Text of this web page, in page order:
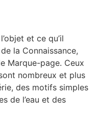
et ce qu’il
la Connaissance,
Marque-page. Ceux
nombreux et plus
des motifs simples
de l’eau et des